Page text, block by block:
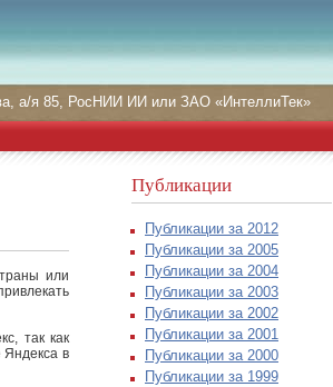
а/я 85, РосНИИ ИИ или ЗАО «ИнтеллиТек»
или
так как
Яндекса в
Публикации
Публикации за 2012
Публикации за 2005
Публикации за 2004
Публикации за 2003
Публикации за 2002
Публикации за 2001
Публикации за 2000
Публикации за 1999